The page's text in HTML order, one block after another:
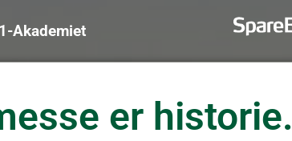
Akademiet
er historie.